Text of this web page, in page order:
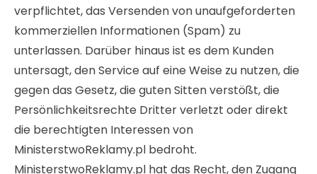
verpflichtet, das Versenden von unaufgeforderten
kommerziellen Informationen (Spam) zu
unterlassen. Darüber hinaus ist es dem Kunden
untersagt, den Service auf eine Weise zu nutzen, die
gegen das Gesetz, die guten Sitten verstößt, die
Persönlichkeitsrechte Dritter verletzt oder direkt
die berechtigten Interessen von
MinisterstwoReklamy.pl bedroht.
MinisterstwoReklamy.pl hat das Recht, den Zugang